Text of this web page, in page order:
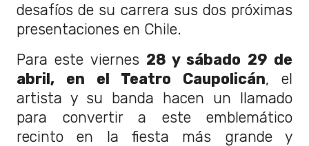
desafíos de su carrera sus dos próximas
presentaciones en Chile.
Para este viernes 28 y sábado 29 de
abril, en el Teatro Caupolicán, el
artista y su banda hacen un llamado
para convertir a este emblemático
recinto en la fiesta más grande y